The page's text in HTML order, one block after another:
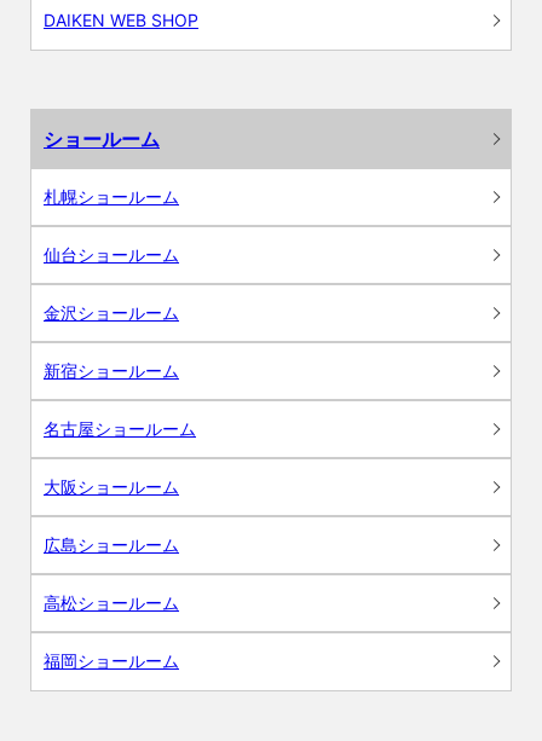
DAIKEN WEB SHOP
ショールーム
札幌ショールーム
仙台ショールーム
金沢ショールーム
新宿ショールーム
名古屋ショールーム
大阪ショールーム
広島ショールーム
高松ショールーム
福岡ショールーム